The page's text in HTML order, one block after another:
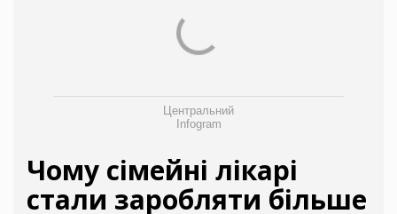
Центральний
Infogram
Чому сімейні лікарі
стали заробляти більше